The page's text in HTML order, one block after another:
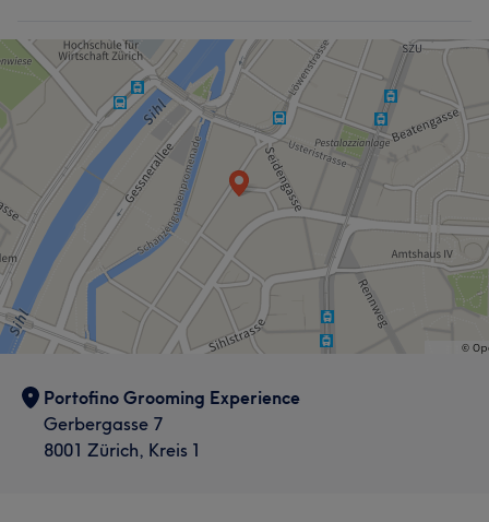
Portofino Grooming Experience
Gerbergasse 7
8001 Zürich, Kreis 1